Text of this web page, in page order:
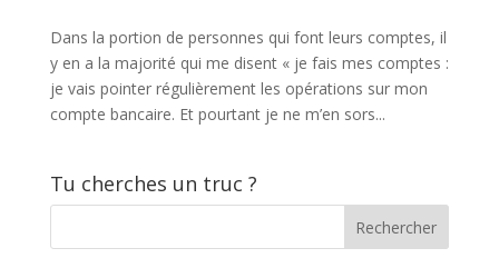
Dans la portion de personnes qui font leurs comptes, il
y en a la majorité qui me disent « je fais mes comptes :
je vais pointer régulièrement les opérations sur mon
compte bancaire. Et pourtant je ne m’en sors...
Tu cherches un truc ?